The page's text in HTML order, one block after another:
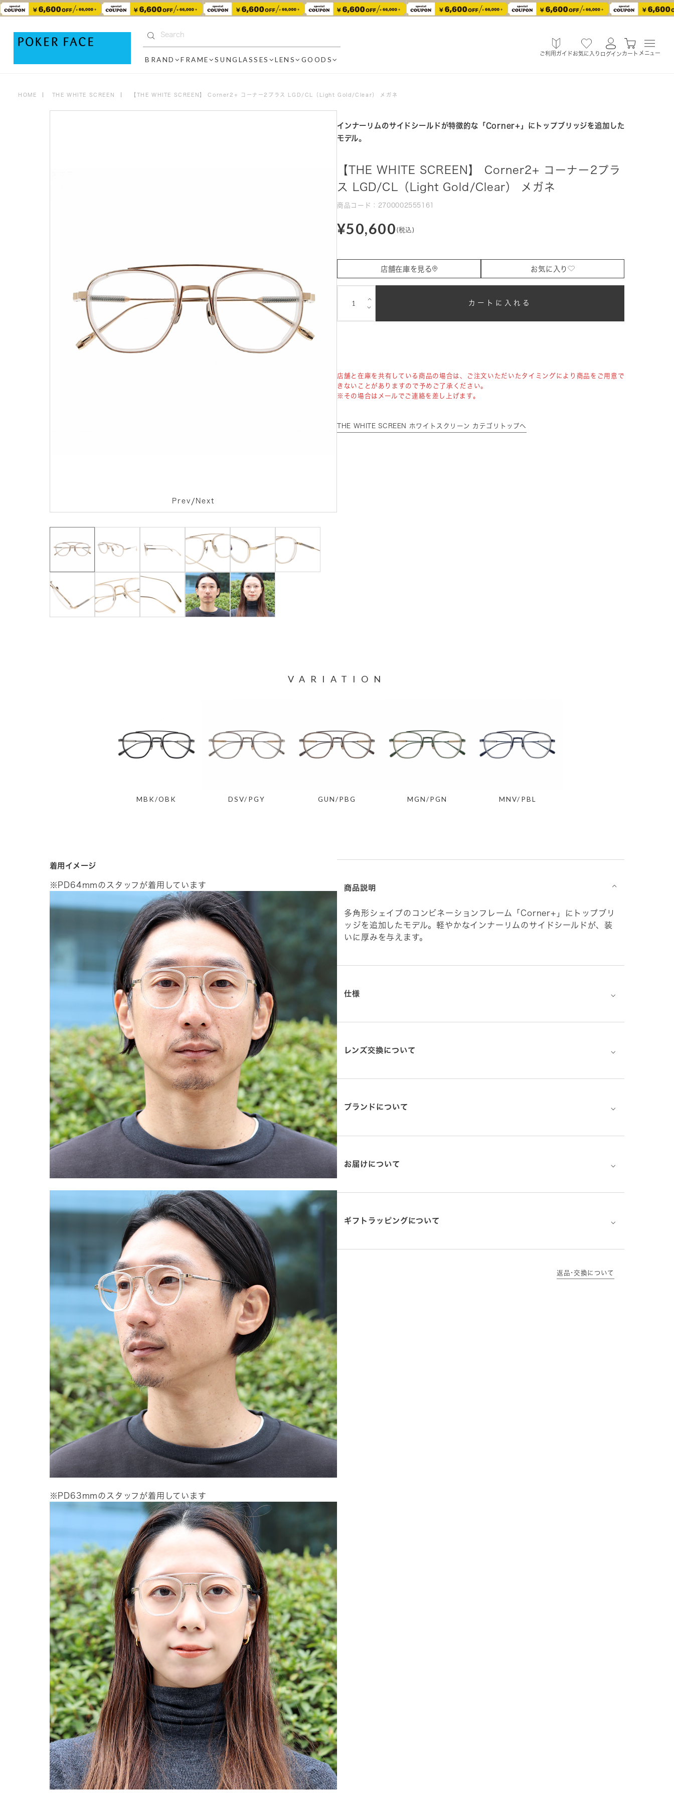
BRAND FRAME SUNGLASSES LENS GOODS
ご利用ガイドお気に入り ログインカート メニュー
HOME THE WHITE SCREEN 【THE WHITE SCREEN】 Corner2+ コーナー2プラス LGD/CL（Light Gold/Clear） メガネ
Prev / Next
インナーリムのサイドシールドが特徴的な「Corner+」にトップブリッジを追加した
モデル。
【THE WHITE SCREEN】 Corner2+ コーナー2プラ
ス LGD/CL（Light Gold/Clear） メガネ
商品コード：2700002555161
¥50,600 (税込)
店舗在庫を見る お気に入り
⌵
⌵
カートに入れる
店舗と在庫を共有している商品の場合は、ご注文いただいたタイミングにより商品をご用意で
きないことがありますので予めご了承ください。
※その場合はメールでご連絡を差し上げます。
THE WHITE SCREEN ホワイトスクリーン カテゴリトップへ
VARIATION
MBK/OBK DSV/PGY GUN/PBG MGN/PGN MNV/PBL
着用イメージ
※PD64mmのスタッフが着用しています
※PD63mmのスタッフが着用しています
商品説明 ⌵
多角形シェイプのコンビネーションフレーム「Corner+」にトップブリ
ッジを追加したモデル。軽やかなインナーリムのサイドシールドが、装
いに厚みを与えます。
仕様 ⌵
レンズ交換について ⌵
ブランドについて ⌵
お届けについて ⌵
ギフトラッピングについて ⌵
返品･交換について